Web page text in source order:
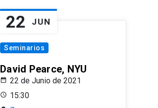
22 JUN
Seminarios
David Pearce, NYU
22 de Junio de 2021
15:30